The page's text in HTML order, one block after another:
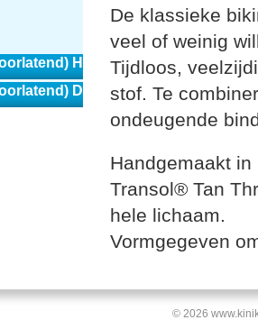
Heren
Dames
De klassieke
veel of weinig
Tijdloos,
stof. Te
ondeugende
Handgemaakt
Transol® Tan
hele lichaam.
Vormgegeven
© 2026